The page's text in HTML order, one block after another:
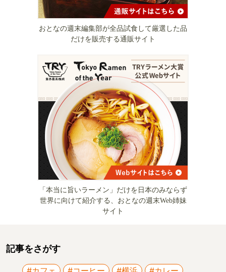
おとなの週末編集部が全品試食して厳選した品
だけを販売する通販サイト
「本当に旨いラーメン」だけを日本のみならず
世界に向けて紹介する、おとなの週末Web姉妹
サイト
記事をさがす